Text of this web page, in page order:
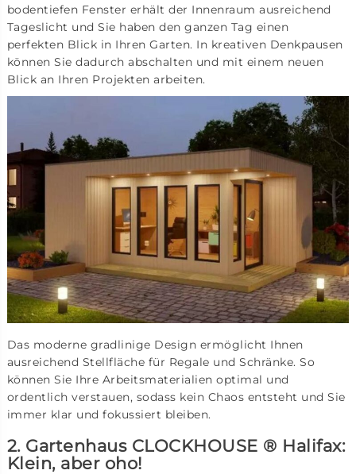
bodentiefen Fenster erhält der Innenraum ausreichend
Tageslicht und Sie haben den ganzen Tag einen
perfekten Blick in Ihren Garten. In kreativen Denkpausen
können Sie dadurch abschalten und mit einem neuen
Blick an Ihren Projekten arbeiten.
Das moderne gradlinige Design ermöglicht Ihnen
ausreichend Stellfläche für Regale und Schränke. So
können Sie Ihre Arbeitsmaterialien optimal und
ordentlich verstauen, sodass kein Chaos entsteht und Sie
immer klar und fokussiert bleiben.
2. Gartenhaus CLOCKHOUSE ® Halifax:
Klein, aber oho!